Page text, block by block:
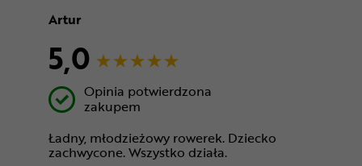
Artur
5,0
Opinia potwierdzona
zakupem
Ładny, młodzieżowy rowerek. Dziecko
zachwycone. Wszystko działa.